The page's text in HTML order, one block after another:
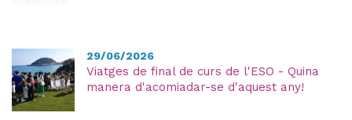
29/06/2026
Viatges de final de curs de l'ESO - Quina
manera d'acomiadar-se d'aquest any!